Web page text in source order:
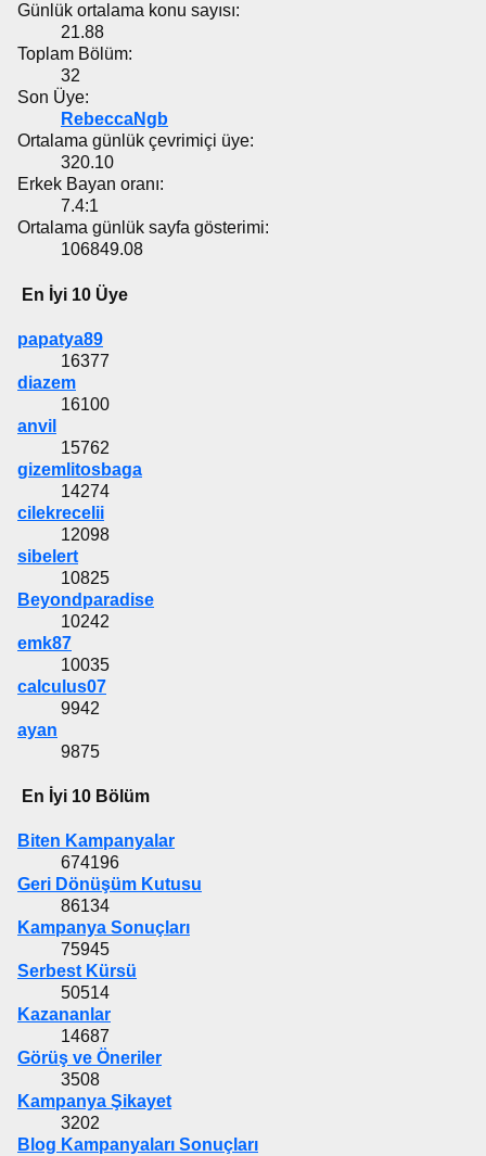
Günlük ortalama konu sayısı:
21.88
Toplam Bölüm:
32
Son Üye:
RebeccaNgb
Ortalama günlük çevrimiçi üye:
320.10
Erkek Bayan oranı:
7.4:1
Ortalama günlük sayfa gösterimi:
106849.08
En İyi 10 Üye
papatya89
16377
diazem
16100
anvil
15762
gizemlitosbaga
14274
cilekrecelii
12098
sibelert
10825
Beyondparadise
10242
emk87
10035
calculus07
9942
ayan
9875
En İyi 10 Bölüm
Biten Kampanyalar
674196
Geri Dönüşüm Kutusu
86134
Kampanya Sonuçları
75945
Serbest Kürsü
50514
Kazananlar
14687
Görüş ve Öneriler
3508
Kampanya Şikayet
3202
Blog Kampanyaları Sonuçları